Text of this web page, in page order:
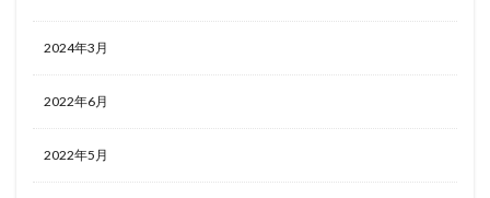
2024年3月
2022年6月
2022年5月